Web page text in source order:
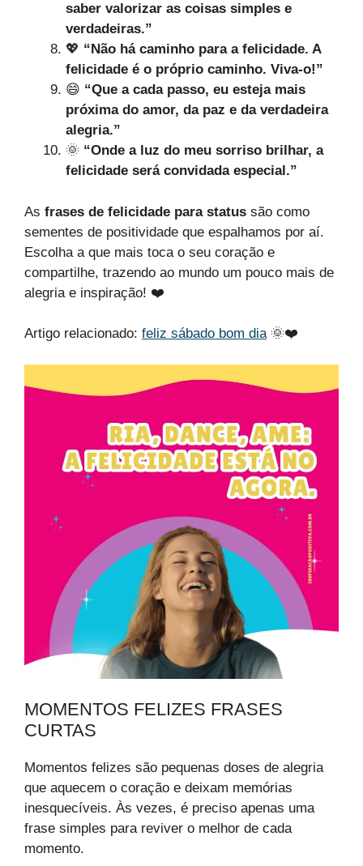
saber valorizar as coisas simples e
verdadeiras.”
💖 “Não há caminho para a felicidade. A
felicidade é o próprio caminho. Viva-o!”
😄 “Que a cada passo, eu esteja mais
próxima do amor, da paz e da verdadeira
alegria.”
🌞 “Onde a luz do meu sorriso brilhar, a
felicidade será convidada especial.”
As frases de felicidade para status são como
sementes de positividade que espalhamos por aí.
Escolha a que mais toca o seu coração e
compartilhe, trazendo ao mundo um pouco mais de
alegria e inspiração! ❤️
Artigo relacionado: feliz sábado bom dia​ 🌞❤️
MOMENTOS FELIZES FRASES
CURTAS
Momentos felizes são pequenas doses de alegria
que aquecem o coração e deixam memórias
inesquecíveis. Às vezes, é preciso apenas uma
frase simples para reviver o melhor de cada
momento.